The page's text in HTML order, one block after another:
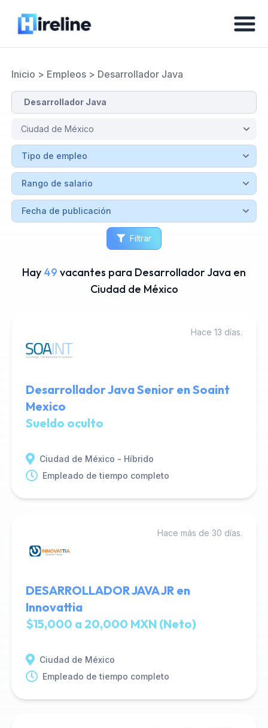
Inicio > Empleos> Desarrollador Java
Filtrar
Hay 49 vacantes para Desarrollador Java en
Ciudad de México
Hace 13 días.
Desarrollador Java Senior en Soaint
Mexico
Sueldo oculto
Ciudad de México - Híbrido
Empleado de tiempo completo
Hace más de 30 días.
DESARROLLADOR JAVA JR en
Innovattia
$15,000 a 20,000 MXN (Neto)
Ciudad de México
Empleado de tiempo completo